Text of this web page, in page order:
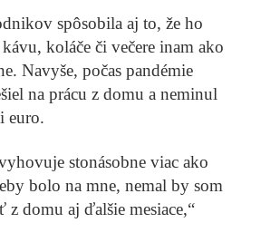
spôsobila aj to, že ho
koláče či večere inam ako
Navyše, počas pandémie
na prácu z domu a neminul
euro.
stonásobne viac ako
bolo na mne, nemal by som
z domu aj ďalšie mesiace,“